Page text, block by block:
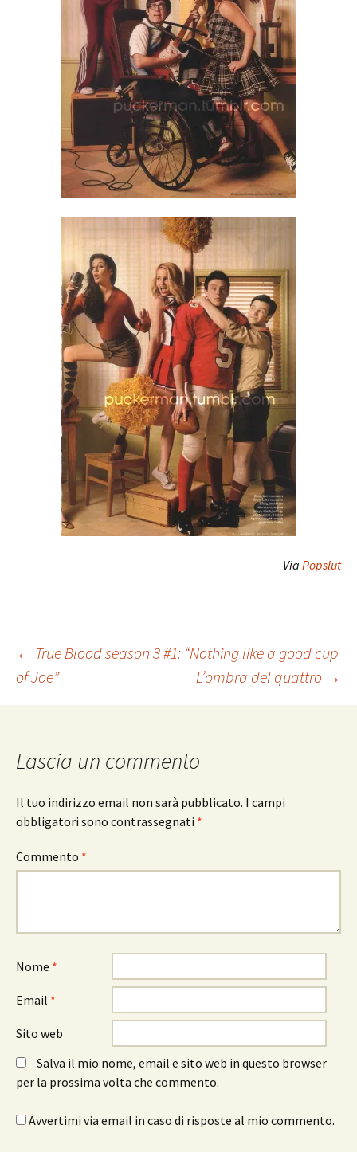
Via Popslut
Navigazione
articolo
← True Blood season 3 #1: “Nothing like a good cup
of Joe”
L’ombra del quattro →
Lascia un commento
Il tuo indirizzo email non sarà pubblicato. I campi
obbligatori sono contrassegnati *
Commento *
Nome *
Email *
Sito web
Salva il mio nome, email e sito web in questo browser
per la prossima volta che commento.
Avvertimi via email in caso di risposte al mio commento.